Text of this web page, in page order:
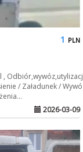
1 PLN
,
/ Załadunek /
2026-03-09